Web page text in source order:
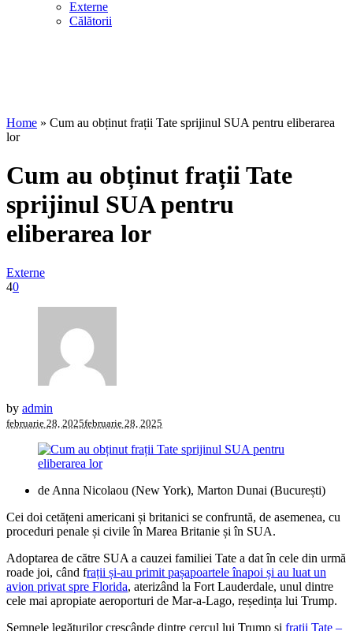
Externe
Călătorii
Home » Cum au obținut frații Tate sprijinul SUA pentru eliberarea
lor
Cum au obținut frații Tate
sprijinul SUA pentru
eliberarea lor
Externe
40
by admin
februarie 28, 2025februarie 28, 2025
de Anna Nicolaou (New York), Marton Dunai (București)
Cei doi cetățeni americani și britanici se confruntă, de asemenea, cu
proceduri penale și civile în Marea Britanie și în SUA.
Adoptarea de către SUA a cauzei familiei Tate a dat în cele din urmă
roade joi, când frații și-au primit pașapoartele înapoi și au luat un
avion privat spre Florida, aterizând la Fort Lauderdale, unul dintre
cele mai apropiate aeroporturi de Mar-a-Lago, reședința lui Trump.
Semnele legăturilor crescânde dintre cercul lui Trump și frații Tate –